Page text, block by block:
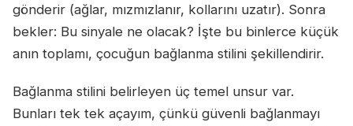
gönderir (ağlar, mızmızlanır, kollarını uzatır). Sonra
bekler: Bu sinyale ne olacak? İşte bu binlerce küçük
anın toplamı, çocuğun bağlanma stilini şekillendirir.
Bağlanma stilini belirleyen üç temel unsur var.
Bunları tek tek açayım, çünkü güvenli bağlanmayı